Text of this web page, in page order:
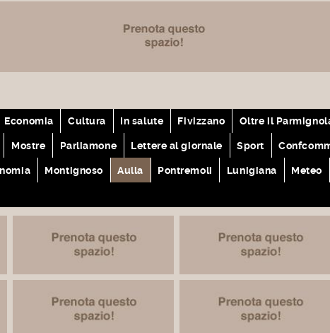
Economia Cultura In salute Fivizzano Oltre il
Mostre Parliamone Lettere al giornale Sport
Montignoso Aulla Pontremoli Lunigiana Meteo